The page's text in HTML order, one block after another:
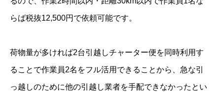
らば税抜12,500円で依頼可能です。
荷物量が多ければ2台引越しチャーター便を同時利用す
ることで作業員2名をフル活用できることから、急な引
っ越しのために他の引越し業者を手配できなかったとい